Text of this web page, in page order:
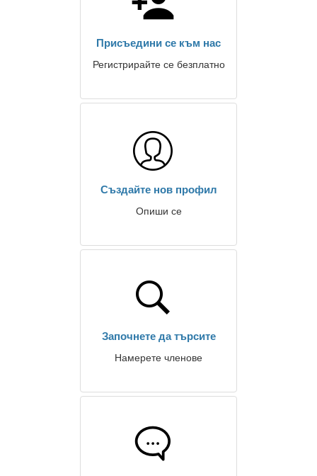
Присъедини се към нас
Регистрирайте се безплатно
Създайте нов профил
Опиши се
Започнете да търсите
Намерете членове